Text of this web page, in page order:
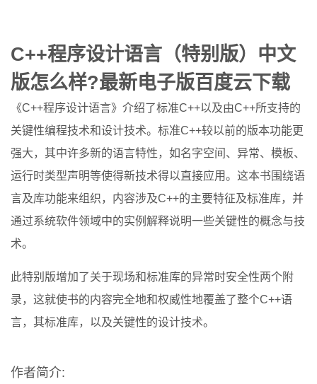
C++程序设计语言（特别版）中文
版怎么样?最新电子版百度云下载
《C++程序设计语言》介绍了标准C++以及由C++所支持的
关键性编程技术和设计技术。标准C++较以前的版本功能更
强大，其中许多新的语言特性，如名字空间、异常、模板、
运行时类型声明等使得新技术得以直接应用。这本书围绕语
言及库功能来组织，内容涉及C++的主要特征及标准库，并
通过系统软件领域中的实例解释说明一些关键性的概念与技
术。
此特别版增加了关于现场和标准库的异常时安全性两个附
录，这就使书的内容完全地和权威性地覆盖了整个C++语
言，其标准库，以及关键性的设计技术。
作者简介: